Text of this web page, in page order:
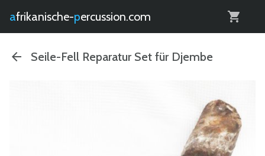
afrikanische- percussion.com
Seile-Fell Reparatur Set für Djembe